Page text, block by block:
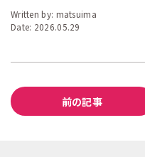
Written by: matsuima
Date: 2026.05.29
前の記事